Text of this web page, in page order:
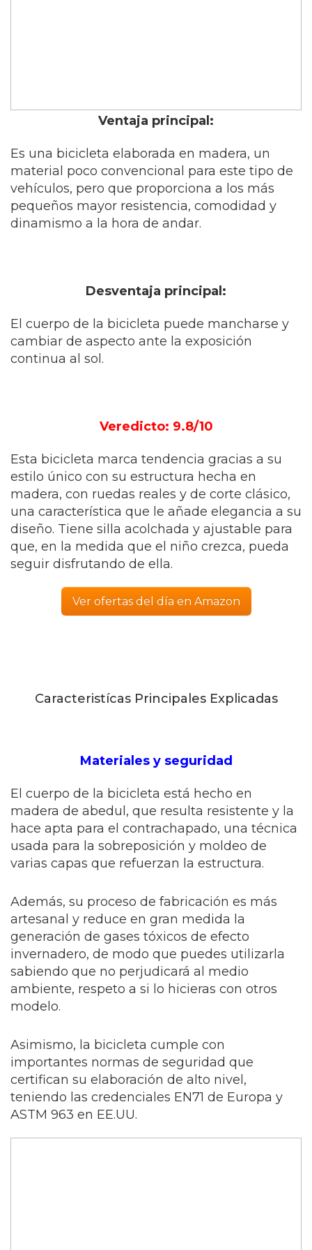
Ventaja principal:
Es una bicicleta elaborada en madera, un
material poco convencional para este tipo de
vehículos, pero que proporciona a los más
pequeños mayor resistencia, comodidad y
dinamismo a la hora de andar.
Desventaja principal:
El cuerpo de la bicicleta puede mancharse y
cambiar de aspecto ante la exposición
continua al sol.
Veredicto: 9.8/10
Esta bicicleta marca tendencia gracias a su
estilo único con su estructura hecha en
madera, con ruedas reales y de corte clásico,
una característica que le añade elegancia a su
diseño. Tiene silla acolchada y ajustable para
que, en la medida que el niño crezca, pueda
seguir disfrutando de ella.
Ver ofertas del día en Amazon
Caracteristícas Principales Explicadas
Materiales y seguridad
El cuerpo de la bicicleta está hecho en
madera de abedul, que resulta resistente y la
hace apta para el contrachapado, una técnica
usada para la sobreposición y moldeo de
varias capas que refuerzan la estructura.
Además, su proceso de fabricación es más
artesanal y reduce en gran medida la
generación de gases tóxicos de efecto
invernadero, de modo que puedes utilizarla
sabiendo que no perjudicará al medio
ambiente, respeto a si lo hicieras con otros
modelo.
Asimismo, la bicicleta cumple con
importantes normas de seguridad que
certifican su elaboración de alto nivel,
teniendo las credenciales EN71 de Europa y
ASTM 963 en EE.UU.